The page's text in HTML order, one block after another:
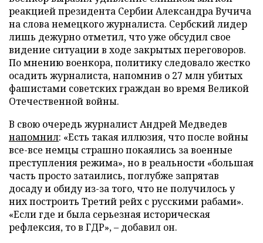
реакцией президента Сербии Александра Вучича
на слова немецкого журналиста. Сербский лидер
лишь дежурно отметил, что уже обсудил свое
видение ситуации в ходе закрытых переговоров.
По мнению военкора, политику следовало жестко
осадить журналиста, напомнив о 27 млн убитых
фашистами советских граждан во время Великой
Отечественной войны.
В свою очередь журналист Андрей Медведев
напомнил: «Есть такая иллюзия, что после войны
все-все немцы страшно покаялись за военные
преступления режима», но в реальности «большая
часть просто затаились, поглубже запрятав
досаду и обиду из-за того, что не получилось у
них построить Третий рейх с русскими рабами».
«Если где и была серьезная историческая
рефлексия, то в ГДР», – добавил он.